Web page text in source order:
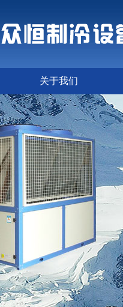
关于我们